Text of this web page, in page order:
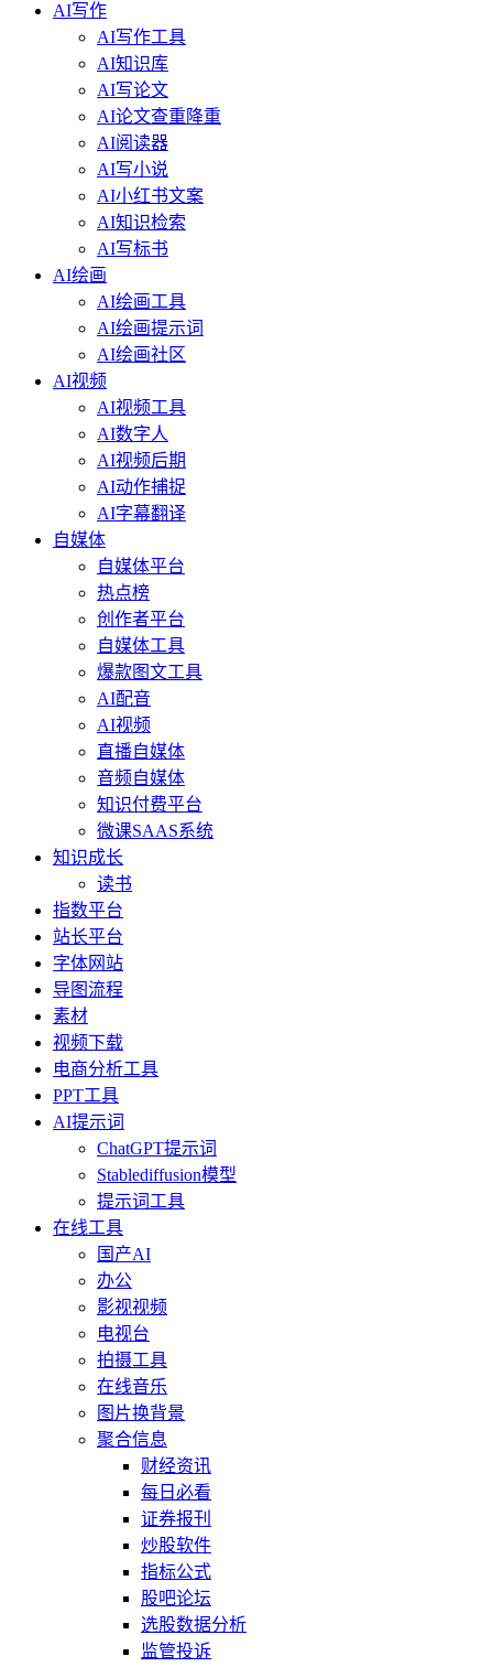
AI写作
AI写作工具
AI知识库
AI写论文
AI论文查重降重
AI阅读器
AI写小说
AI小红书文案
AI知识检索
AI写标书
AI绘画
AI绘画工具
AI绘画提示词
AI绘画社区
AI视频
AI视频工具
AI数字人
AI视频后期
AI动作捕捉
AI字幕翻译
自媒体
自媒体平台
热点榜
创作者平台
自媒体工具
爆款图文工具
AI配音
AI视频
直播自媒体
音频自媒体
知识付费平台
微课SAAS系统
知识成长
读书
指数平台
站长平台
字体网站
导图流程
素材
视频下载
电商分析工具
PPT工具
AI提示词
ChatGPT提示词
Stablediffusion模型
提示词工具
在线工具
国产AI
办公
影视视频
电视台
拍摄工具
在线音乐
图片换背景
聚合信息
财经资讯
每日必看
证券报刊
炒股软件
指标公式
股吧论坛
选股数据分析
监管投诉